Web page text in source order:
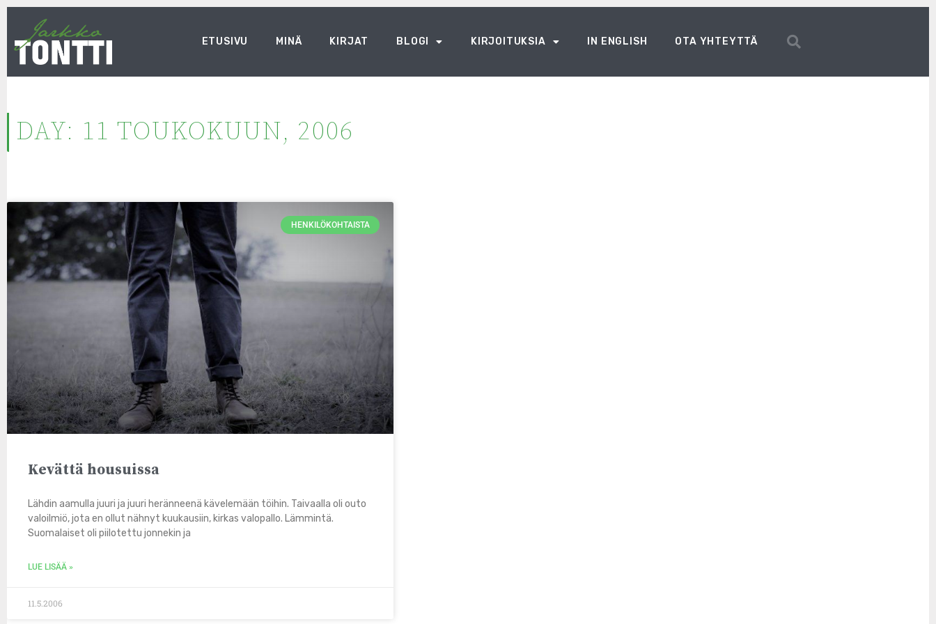
ETUSIVU MINÄ KIRJAT BLOGI KIRJOITUKSIA IN ENGLISH OTA YHTEYTTÄ
DAY: 11 TOUKOKUUN, 2006
HENKILÖKOHTAISTA
Kevättä housuissa
Lähdin aamulla juuri ja juuri heränneenä kävelemään töihin. Taivaalla oli outo
valoilmiö, jota en ollut nähnyt kuukausiin, kirkas valopallo. Lämmintä.
Suomalaiset oli piilotettu jonnekin ja
LUE LISÄÄ »
11.5.2006